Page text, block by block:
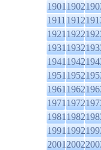
19011902
19111912
19211922
19311932
19411942
19511952
19611962
19711972
19811982
19911992
20012002